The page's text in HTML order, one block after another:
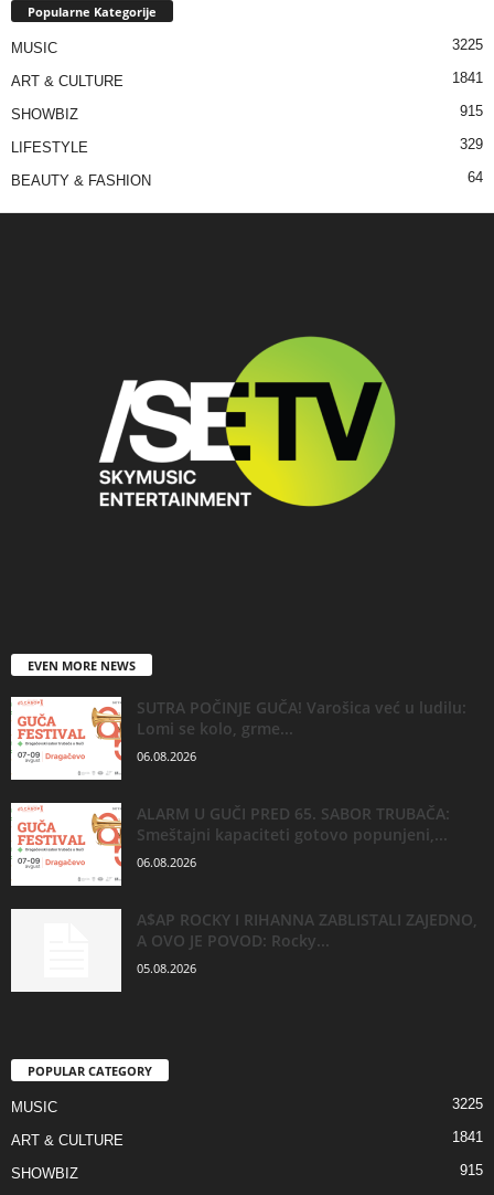
Popularne Kategorije
MUSIC 3225
ART & CULTURE 1841
SHOWBIZ 915
LIFESTYLE 329
BEAUTY & FASHION 64
EVEN MORE NEWS
SUTRA POČINJE GUČA! Varošica već u ludilu:
Lomi se kolo, grme...
06.08.2026
ALARM U GUČI PRED 65. SABOR TRUBAČA:
Smeštajni kapaciteti gotovo popunjeni,...
06.08.2026
A$AP ROCKY I RIHANNA ZABLISTALI ZAJEDNO,
A OVO JE POVOD: Rocky...
05.08.2026
POPULAR CATEGORY
MUSIC 3225
ART & CULTURE 1841
SHOWBIZ 915